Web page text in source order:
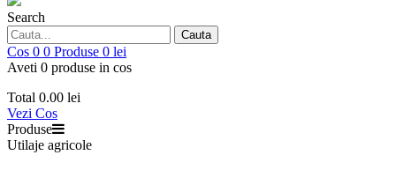
Search
Cauta
Cos 0 0 Produse 0 lei
Aveti 0 produse in cos
Total 0.00 lei
Vezi Cos
Produse
Utilaje agricole